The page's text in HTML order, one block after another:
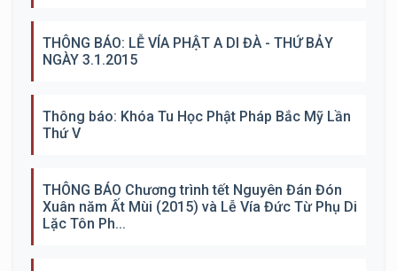
THÔNG BÁO: LỄ VÍA PHẬT A DI ĐÀ - THỨ BẢY
NGÀY 3.1.2015
Thông báo: Khóa Tu Học Phật Pháp Bắc Mỹ Lần
Thứ V
THÔNG BÁO Chương trình tết Nguyên Đán Đón
Xuân năm Ất Mùi (2015) và Lễ Vía Đức Từ Phụ Di
Lặc Tôn Ph...